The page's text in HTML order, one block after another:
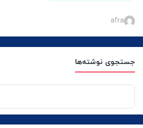
جستجوی نوشته‌ها
برای:
afra